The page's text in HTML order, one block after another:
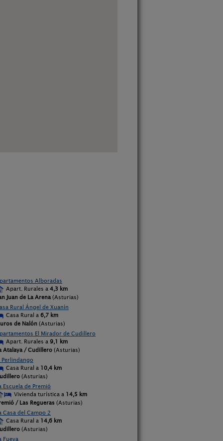
Alboradas
Apart. Rurales a 4,3 km
Juan de La Arena (Asturias)
Rural Ángel de Xuanín
Casa Rural a 6,7 km
de Nalón (Asturias)
El Mirador de Cudillero
Apart. Rurales a 9,1 km
Atalaya / Cudillero (Asturias)
Perlindango
Casa Rural a 10,4 km
(Asturias)
Escuela de Premió
Vivienda turística a 14,5 km
/ Las Regueras (Asturias)
Casa del Campo 2
Casa Rural a 14,6 km
(Asturias)
Fueya